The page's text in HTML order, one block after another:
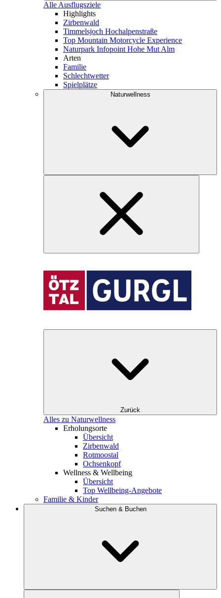
Alle Ausflugsziele
Highlights
Zirbenwald
Timmelsjoch Hochalpenstraße
Top Mountain Motorcycle Experience
Naturpark Infopoint Hohe Mut Alm
Arten
Familie
Schlechtwetter
Spielplätze
Naturwellness
Zurück
Alles zu Naturwellness
Erholungsorte
Übersicht
Zirbenwald
Rotmoostal
Ochsenkopf
Wellness & Wellbeing
Übersicht
Top Wellbeing-Angebote
Familie & Kinder
Suchen & Buchen